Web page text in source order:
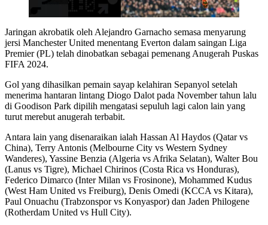
Jaringan akrobatik oleh Alejandro Garnacho semasa menyarung
jersi Manchester United menentang Everton dalam saingan Liga
Premier (PL) telah dinobatkan sebagai pemenang Anugerah Puskas
FIFA 2024.
Gol yang dihasilkan pemain sayap kelahiran Sepanyol setelah
menerima hantaran lintang Diogo Dalot pada November tahun lalu
di Goodison Park dipilih mengatasi sepuluh lagi calon lain yang
turut merebut anugerah terbabit.
Antara lain yang disenaraikan ialah Hassan Al Haydos (Qatar vs
China), Terry Antonis (Melbourne City vs Western Sydney
Wanderes), Yassine Benzia (Algeria vs Afrika Selatan), Walter Bou
(Lanus vs Tigre), Michael Chirinos (Costa Rica vs Honduras),
Federico Dimarco (Inter Milan vs Frosinone), Mohammed Kudus
(West Ham United vs Freiburg), Denis Omedi (KCCA vs Kitara),
Paul Onuachu (Trabzonspor vs Konyaspor) dan Jaden Philogene
(Rotherdam United vs Hull City).